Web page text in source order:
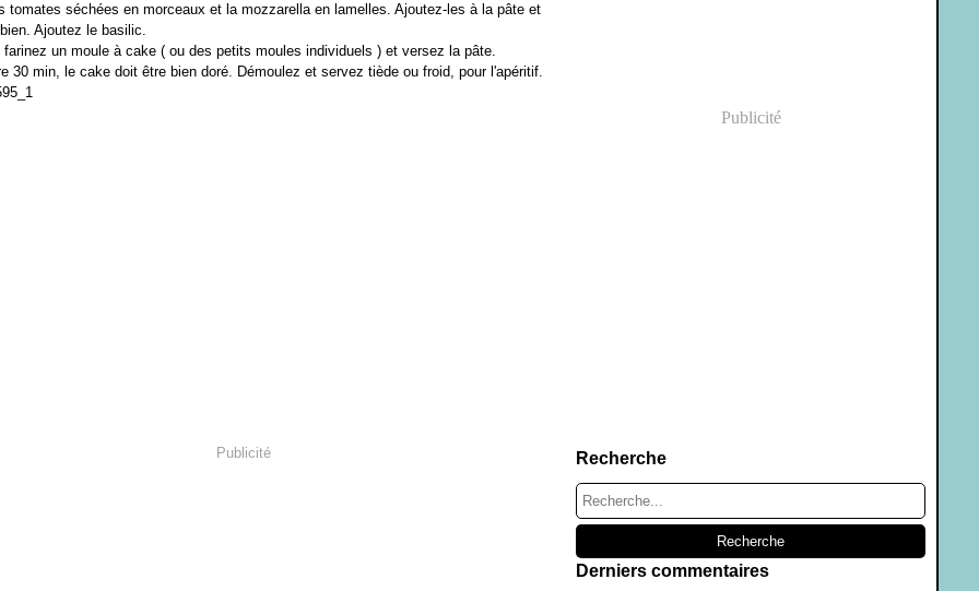
tomates séchées en morceaux et la mozzarella en lamelles. Ajoutez-les à la pâte et
Ajoutez le basilic.
farinez un moule à cake ( ou des petits moules individuels ) et versez la pâte.
30 min, le cake doit être bien doré. Démoulez et servez tiède ou froid, pour l'apéritif.
Publicité
Publicité
Recherche
Derniers commentaires